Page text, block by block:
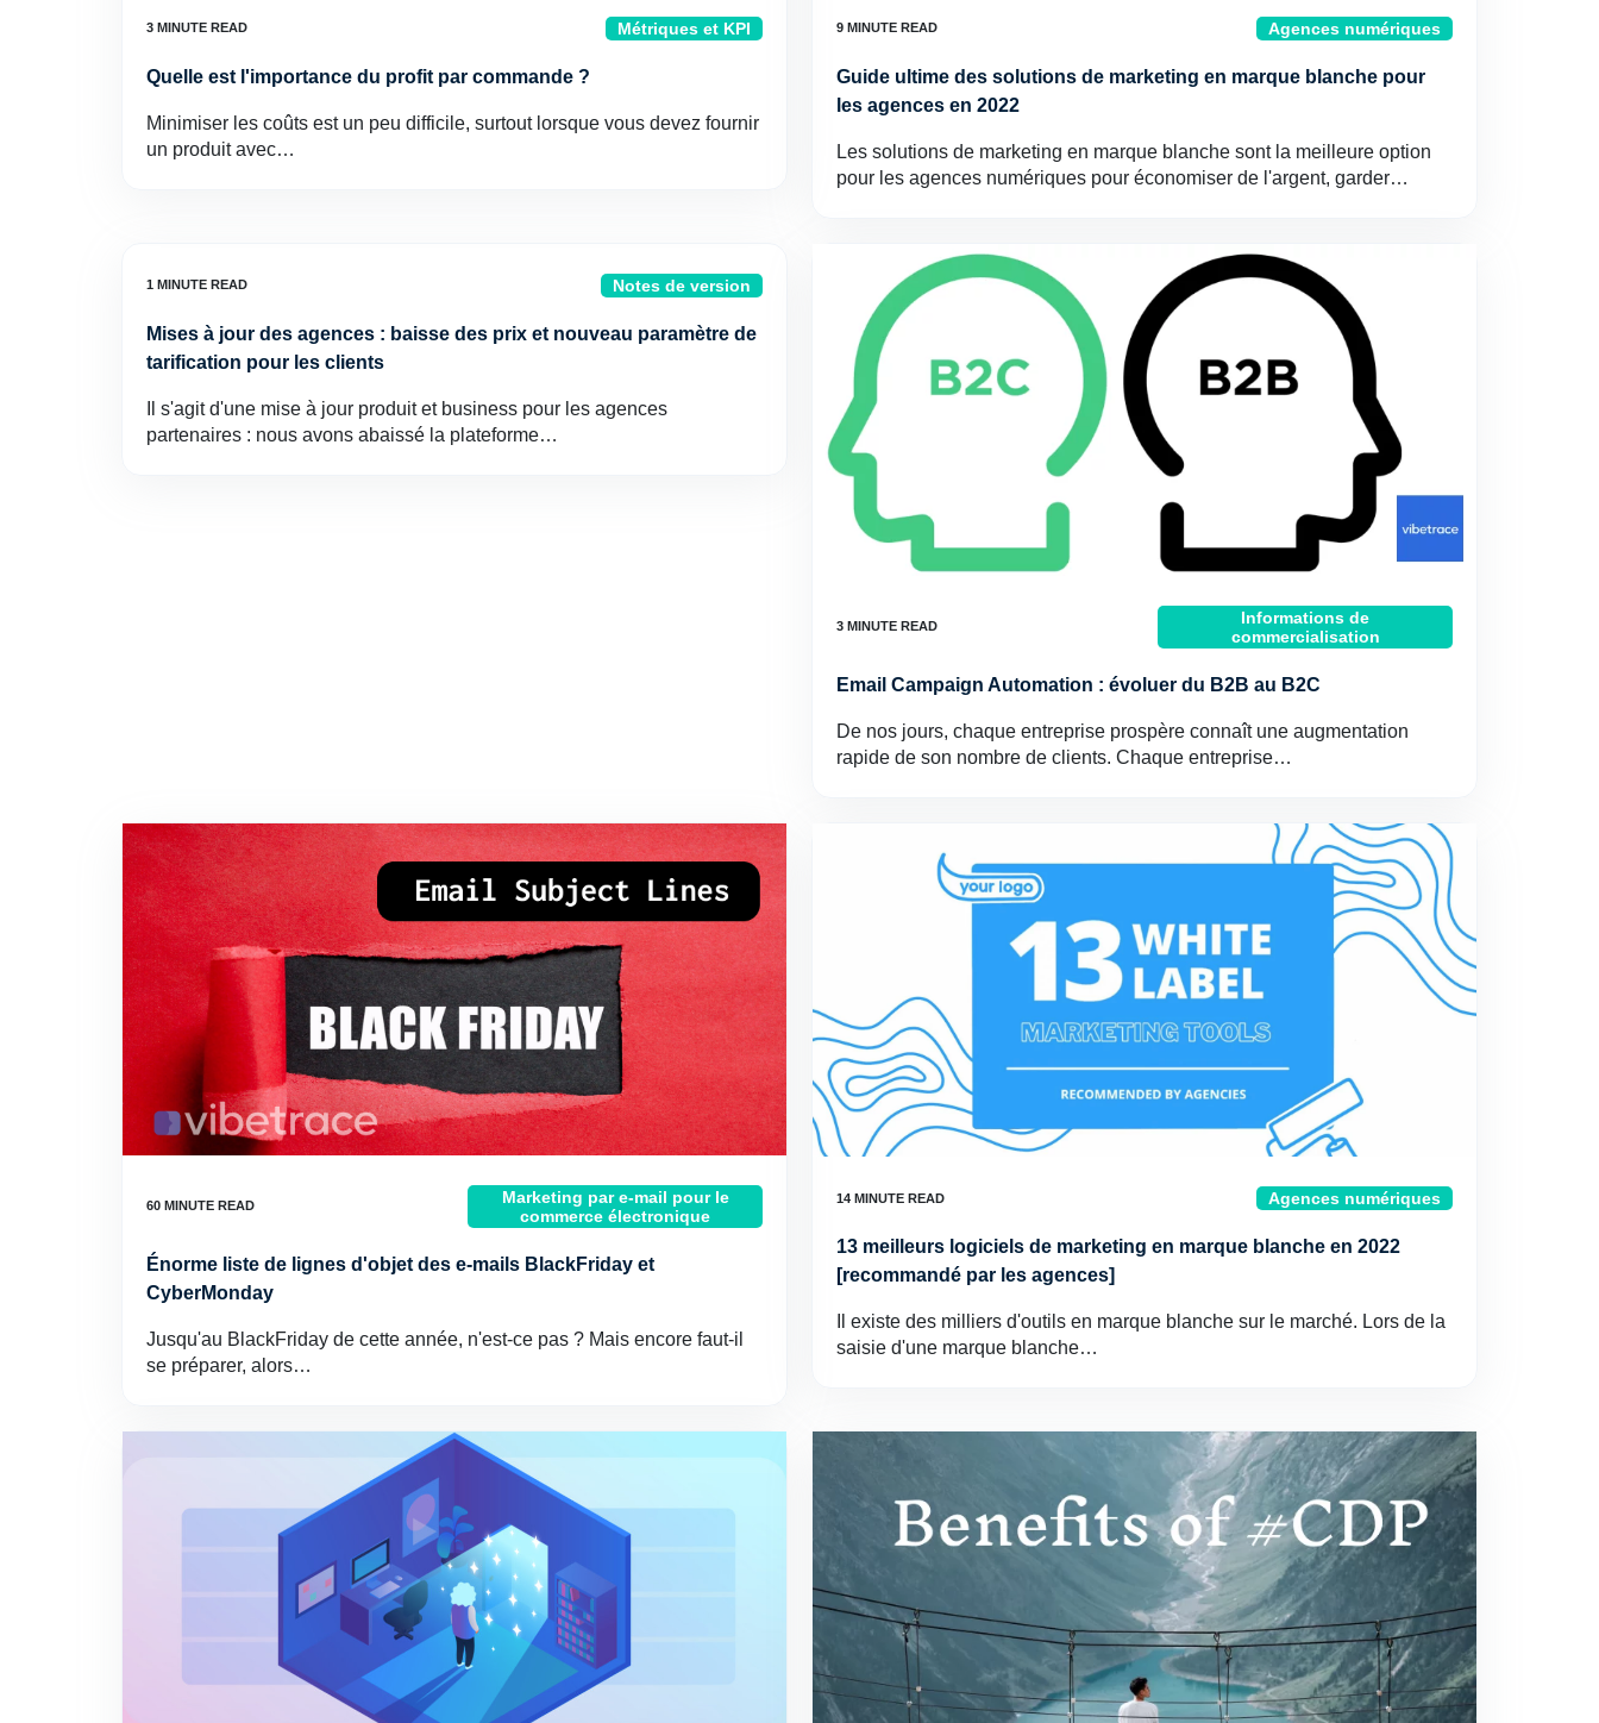
Métriques et KPI
Quelle est l'importance du profit par commande ?
Minimiser les coûts est un peu difficile, surtout lorsque vous devez fournir
un produit avec…
Agences numériques
Guide ultime des solutions de marketing en marque blanche pour
les agences en 2022
Les solutions de marketing en marque blanche sont la meilleure option
pour les agences numériques pour économiser de l'argent, garder…
Notes de version
Mises à jour des agences : baisse des prix et nouveau paramètre de
tarification pour les clients
Il s'agit d'une mise à jour produit et business pour les agences
partenaires : nous avons abaissé la plateforme…
Informations de
commercialisation
Email Campaign Automation : évoluer du B2B au B2C
De nos jours, chaque entreprise prospère connaît une augmentation
rapide de son nombre de clients. Chaque entreprise…
Marketing par e-mail pour le
commerce électronique
Énorme liste de lignes d'objet des e-mails BlackFriday et
CyberMonday
Jusqu'au BlackFriday de cette année, n'est-ce pas ? Mais encore faut-il
se préparer, alors…
Agences numériques
13 meilleurs logiciels de marketing en marque blanche en 2022
[recommandé par les agences]
Il existe des milliers d'outils en marque blanche sur le marché. Lors de la
saisie d'une marque blanche…